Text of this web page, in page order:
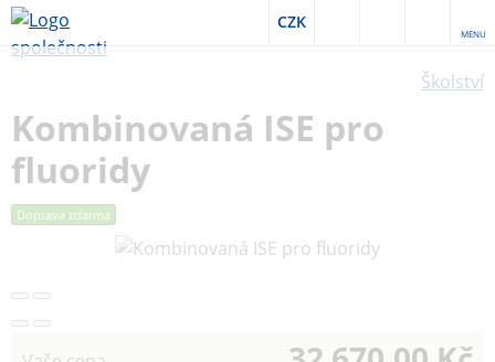
CZK
MENU
Školství
Kombinovaná ISE pro
fluoridy
Doprava zdarma